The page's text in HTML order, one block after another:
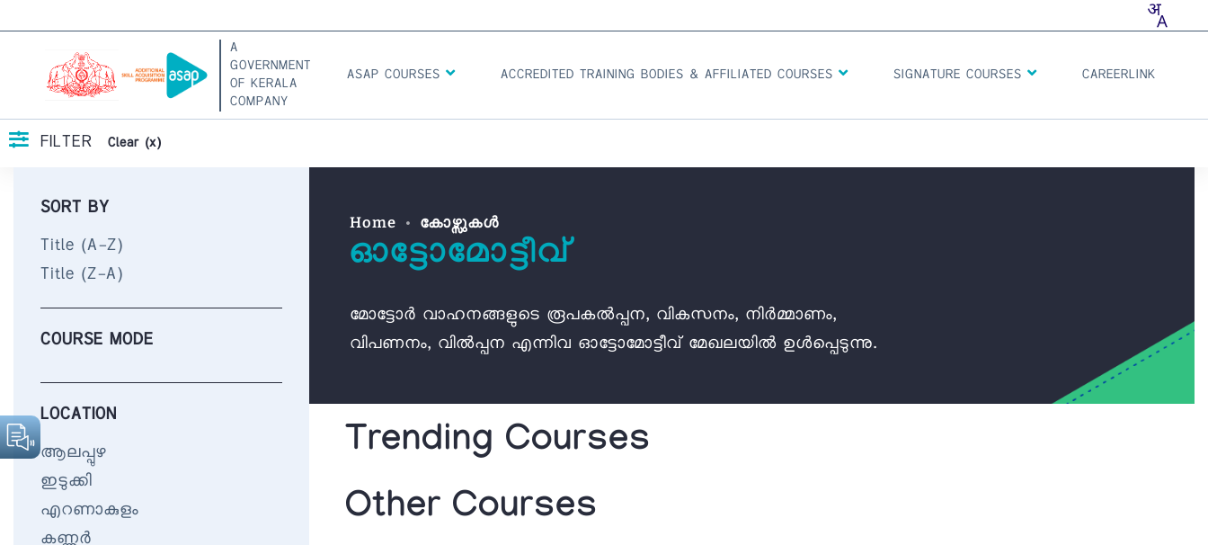
A
GOVERNMENT
OF KERALA
COMPANY
ASAP COURSES ACCREDITED TRAINING BODIES & AFFILIATED COURSES SIGNATURE COURSES CAREERLINK
FILTER Clear (x)
Home കോഴ്സുകൾ
ഓട്ടോമോട്ടീവ്
മോട്ടോർ വാഹനങ്ങളുടെ രൂപകൽപ്പന, വികസനം, നിർമ്മാണം,
വിപണനം, വിൽപ്പന എന്നിവ ഓട്ടോമോട്ടീവ് മേഖലയിൽ ഉൾപ്പെടുന്നു.
Trending Courses
Other Courses
SORT BY
Title (A-Z)
Title (Z-A)
COURSE MODE
LOCATION
ആലപ്പുഴ
ഇടുക്കി
എറണാകുളം
കണ്ണൂർ